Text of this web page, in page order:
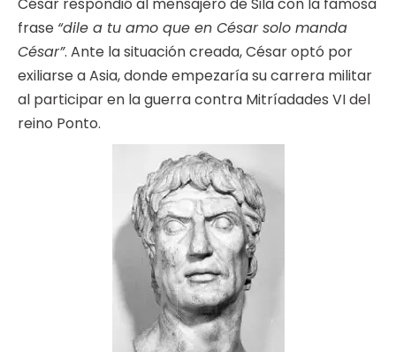
César respondió al mensajero de Sila con la famosa
frase “dile a tu amo que en César solo manda
César”. Ante la situación creada, César optó por
exiliarse a Asia, donde empezaría su carrera militar
al participar en la guerra contra Mitríadades VI del
reino Ponto.